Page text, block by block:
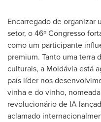
Encarregado de organizar
setor, o 46º Congresso
como um participante
premium. Tanto uma terra
culturais, a Moldávia está
país líder nos
vinha e do vinho,
revolucionário de IA
aclamado